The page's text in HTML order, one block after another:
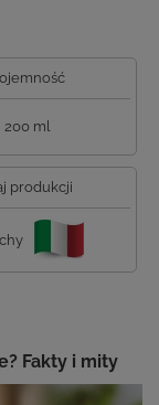
200 ml
produkcji
Fakty i mity